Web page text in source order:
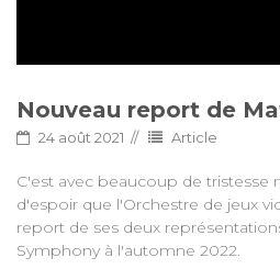
Nouveau report de
24 août 2021 Article
C'est avec beaucoup de tristesse
d'espoir que l'Orchestre de jeux
report de ses deux
Symphony à l'automne 2022.